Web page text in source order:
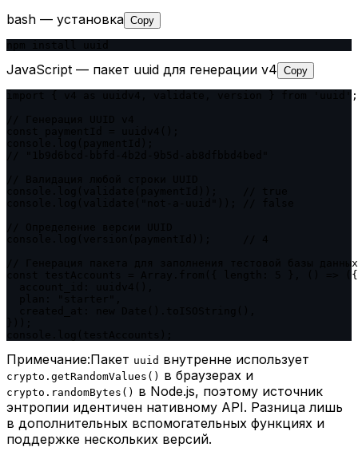
bash — установка Copy
JavaScript — пакет uuid для генерации v4 Copy
import { v4 as uuidv4, validate, version } from 'uuid';
// Генерация пакета для заполнения тестовой базы данных
const testAccounts = Array.from({ length: 5 }, () => ({
Примечание:Пакет uuid внутренне использует
crypto.getRandomValues() в браузерах и
crypto.randomBytes() в Node.js, поэтому источник
энтропии идентичен нативному API. Разница лишь
в дополнительных вспомогательных функциях и
поддержке нескольких версий.